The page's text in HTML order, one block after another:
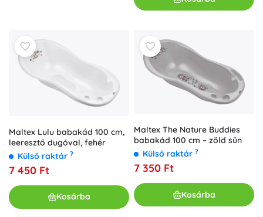
Maltex Lulu babakád 100 cm,
leeresztő dugóval, fehér
Külső raktár ?
7 450 Ft
Kosárba
Maltex The Nature Buddies
babakád 100 cm – zöld sün
Külső raktár ?
7 350 Ft
Kosárba